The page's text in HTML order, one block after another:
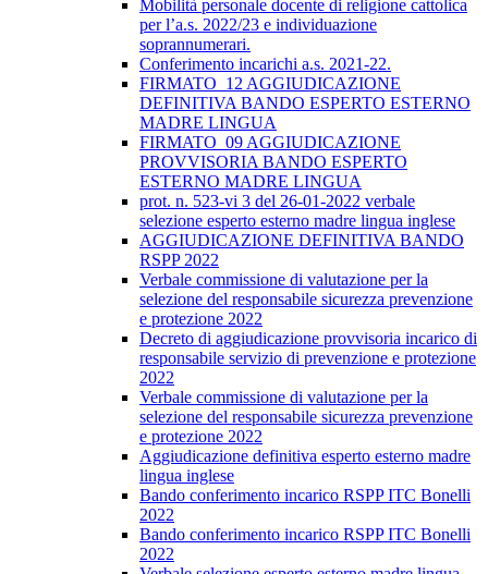
Mobilità personale docente di religione cattolica
per l’a.s. 2022/23 e individuazione
soprannumerari.
Conferimento incarichi a.s. 2021-22.
FIRMATO_12 AGGIUDICAZIONE
DEFINITIVA BANDO ESPERTO ESTERNO
MADRE LINGUA
FIRMATO_09 AGGIUDICAZIONE
PROVVISORIA BANDO ESPERTO
ESTERNO MADRE LINGUA
prot. n. 523-vi 3 del 26-01-2022 verbale
selezione esperto esterno madre lingua inglese
AGGIUDICAZIONE DEFINITIVA BANDO
RSPP 2022
Verbale commissione di valutazione per la
selezione del responsabile sicurezza prevenzione
e protezione 2022
Decreto di aggiudicazione provvisoria incarico di
responsabile servizio di prevenzione e protezione
2022
Verbale commissione di valutazione per la
selezione del responsabile sicurezza prevenzione
e protezione 2022
Aggiudicazione definitiva esperto esterno madre
lingua inglese
Bando conferimento incarico RSPP ITC Bonelli
2022
Bando conferimento incarico RSPP ITC Bonelli
2022